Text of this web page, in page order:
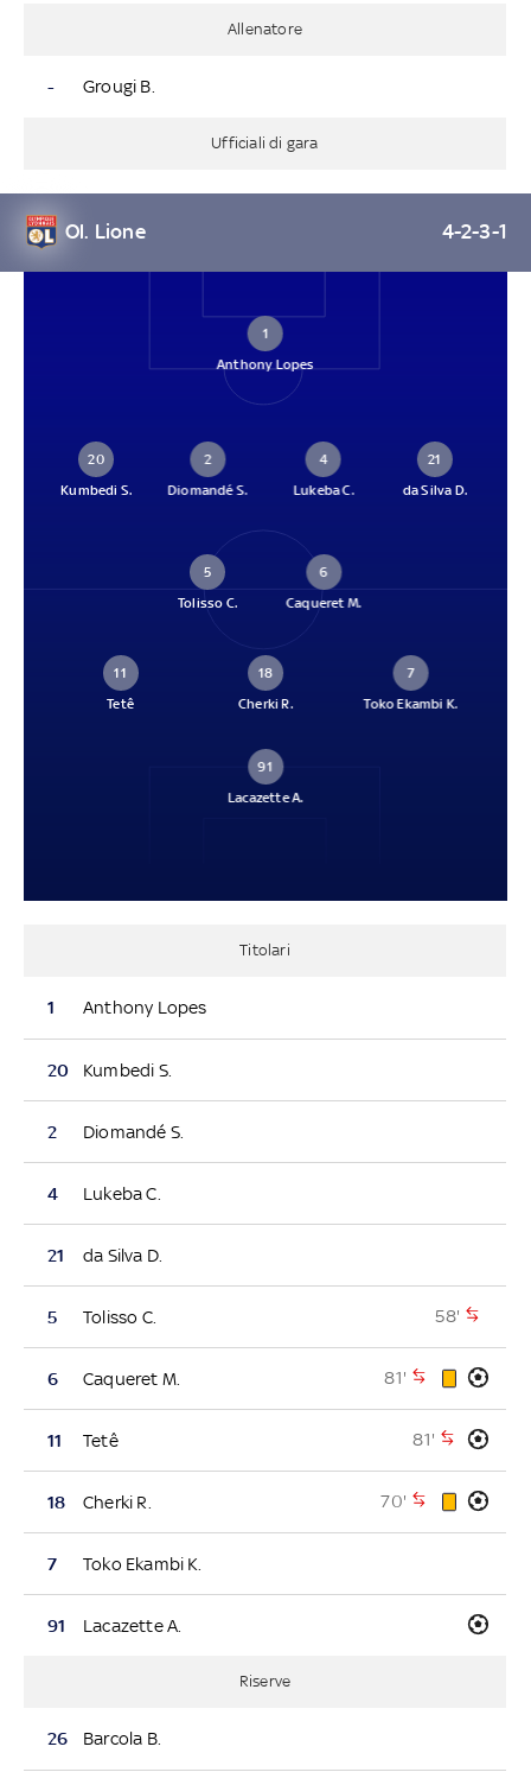
Allenatore
- Grougi B.
Ufficiali di gara
Ol. Lione 4-2-3-1
1
Anthony Lopes
20
Kumbedi S.
2
Diomandé S.
4
Lukeba C.
21
da Silva D.
5
Tolisso C.
6
Caqueret M.
11
Tetê
18
Cherki R.
7
Toko Ekambi K.
91
Lacazette A.
Titolari
1 Anthony Lopes
20 Kumbedi S.
2 Diomandé S.
4 Lukeba C.
21 da Silva D.
5 Tolisso C. 58'
6 Caqueret M. 81'
11 Tetê 81'
18 Cherki R. 70'
7 Toko Ekambi K.
91 Lacazette A.
Riserve
26 Barcola B.